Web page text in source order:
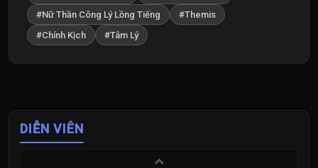
#Nữ Thần Công Lý Lồng Tiếng
#Themis
#Chính Kịch
#Tâm Lý
DIỄN VIÊN